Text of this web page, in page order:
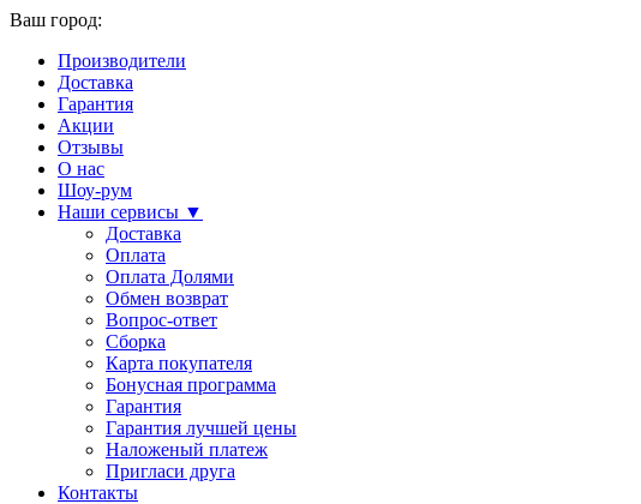
Ваш город:
Производители
Доставка
Гарантия
Акции
Отзывы
О нас
Шоу-рум
Наши сервисы ▼
Доставка
Оплата
Оплата Долями
Обмен возврат
Вопрос-ответ
Сборка
Карта покупателя
Бонусная программа
Гарантия
Гарантия лучшей цены
Наложеный платеж
Пригласи друга
Контакты